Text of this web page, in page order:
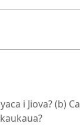
i Jiova? (b)